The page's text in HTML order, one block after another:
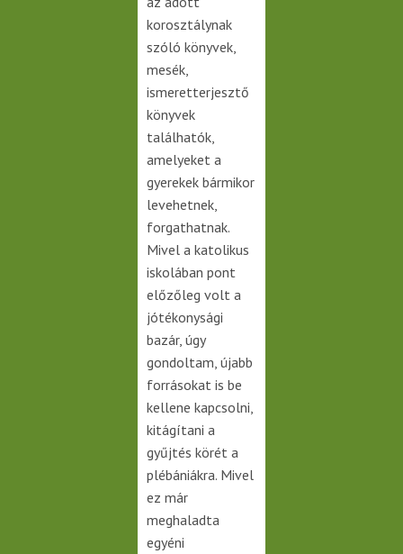
korosztálynak
szóló könyvek,
mesék,
ismeretterjesztő
könyvek
találhatók,
amelyeket a
gyerekek bármikor
levehetnek,
forgathatnak.
Mivel a katolikus
iskolában pont
előzőleg volt a
jótékonysági
bazár, úgy
gondoltam, újabb
forrásokat is be
kellene kapcsolni,
kitágítani a
gyűjtés körét a
plébániákra. Mivel
ez már
meghaladta
egyéni